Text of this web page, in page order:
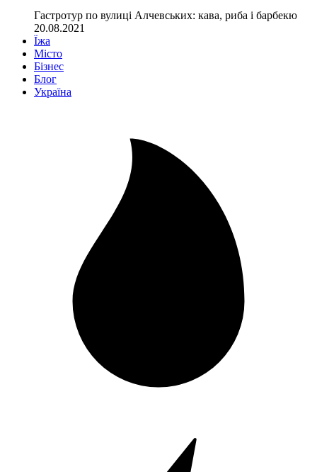
Гастротур по вулиці Алчевських: кава, риба і барбекю
20.08.2021
Їжа
Місто
Бізнес
Блог
Україна